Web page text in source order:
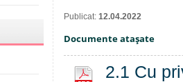
Publicat: 12.04.2022
Documente ataşate
2.1 Cu